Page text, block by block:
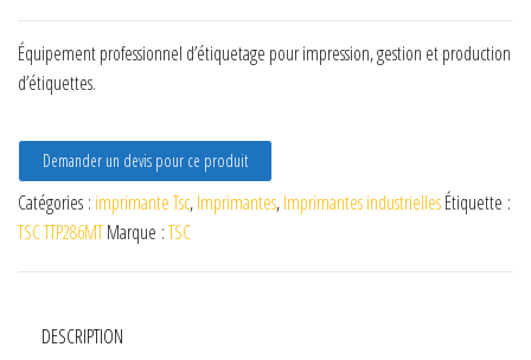
Équipement professionnel d’étiquetage pour impression, gestion et production
d’étiquettes.
Demander un devis pour ce produit
Catégories : imprimante Tsc,Imprimantes,Imprimantes industriellesÉtiquette :
TSC TTP286MTMarque :TSC
DESCRIPTION